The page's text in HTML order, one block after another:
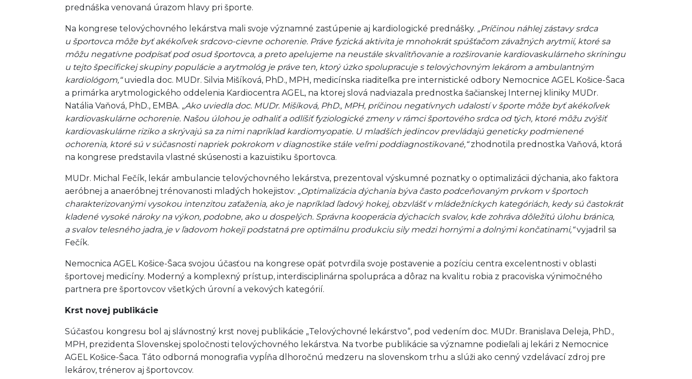
prednáška venovaná úrazom hlavy pri športe.
Na kongrese telovýchovného lekárstva mali svoje významné zastúpenie aj kardiologické prednášky. „Príčinou náhlej zástavy srdca
u športovca môže byť akékoľvek srdcovo-cievne ochorenie. Práve fyzická aktivita je mnohokrát spúšťačom závažných arytmií, ktoré sa
môžu negatívne podpísať pod osud športovca, a preto apelujeme na neustále skvalitňovanie a rozširovanie kardiovaskulárneho skríningu
u tejto špecifickej skupiny populácie a arytmológ je práve ten, ktorý úzko spolupracuje s telovýchovným lekárom a ambulantným
kardiológom,“uviedla doc. MUDr. Silvia Mišíková, PhD., MPH, medicínska riaditeľka pre internistické odbory Nemocnice AGEL Košice-Šaca
a primárka arytmologického oddelenia Kardiocentra AGEL, na ktorej slová nadviazala prednostka šačianskej Internej kliniky MUDr.
Natália Vaňová, PhD., EMBA. „Ako uviedla doc. MUDr. Mišíková, PhD., MPH, príčinou negatívnych udalostí v športe môže byť akékoľvek
kardiovaskulárne ochorenie. Našou úlohou je odhaliť a odlíšiť fyziologické zmeny v rámci športového srdca od tých, ktoré môžu zvýšiť
kardiovaskulárne riziko a skrývajú sa za nimi napríklad kardiomyopatie. U mladších jedincov prevládajú geneticky podmienené
ochorenia, ktoré sú v súčasnosti napriek pokrokom v diagnostike stále veľmi poddiagnostikované,“zhodnotila prednostka Vaňová, ktorá
na kongrese predstavila vlastné skúsenosti a kazuistiku športovca.
MUDr. Michal Fečík, lekár ambulancie telovýchovného lekárstva, prezentoval výskumné poznatky o optimalizácii dýchania, ako faktora
aeróbnej a anaeróbnej trénovanosti mladých hokejistov: „Optimalizácia dýchania býva často podceňovaným prvkom v športoch
charakterizovanými vysokou intenzitou zaťaženia, ako je napríklad ľadový hokej, obzvlášť v mládežníckych kategóriách, kedy sú častokrát
kladené vysoké nároky na výkon, podobne, ako u dospelých. Správna kooperácia dýchacích svalov, kde zohráva dôležitú úlohu bránica,
a svalov telesného jadra, je v ľadovom hokeji podstatná pre optimálnu produkciu sily medzi hornými a dolnými končatinami,“vyjadril sa
Fečík.
Nemocnica AGEL Košice-Šaca svojou účasťou na kongrese opäť potvrdila svoje postavenie a pozíciu centra excelentnosti v oblasti
športovej medicíny. Moderný a komplexný prístup, interdisciplinárna spolupráca a dôraz na kvalitu robia z pracoviska výnimočného
partnera pre športovcov všetkých úrovní a vekových kategórií.
Krst novej publikácie
Súčasťou kongresu bol aj slávnostný krst novej publikácie „Telovýchovné lekárstvo“, pod vedením doc. MUDr. Branislava Deleja, PhD.,
MPH, prezidenta Slovenskej spoločnosti telovýchovného lekárstva. Na tvorbe publikácie sa významne podieľali aj lekári z Nemocnice
AGEL Košice-Šaca. Táto odborná monografia vypĺňa dlhoročnú medzeru na slovenskom trhu a slúži ako cenný vzdelávací zdroj pre
lekárov, trénerov aj športovcov.